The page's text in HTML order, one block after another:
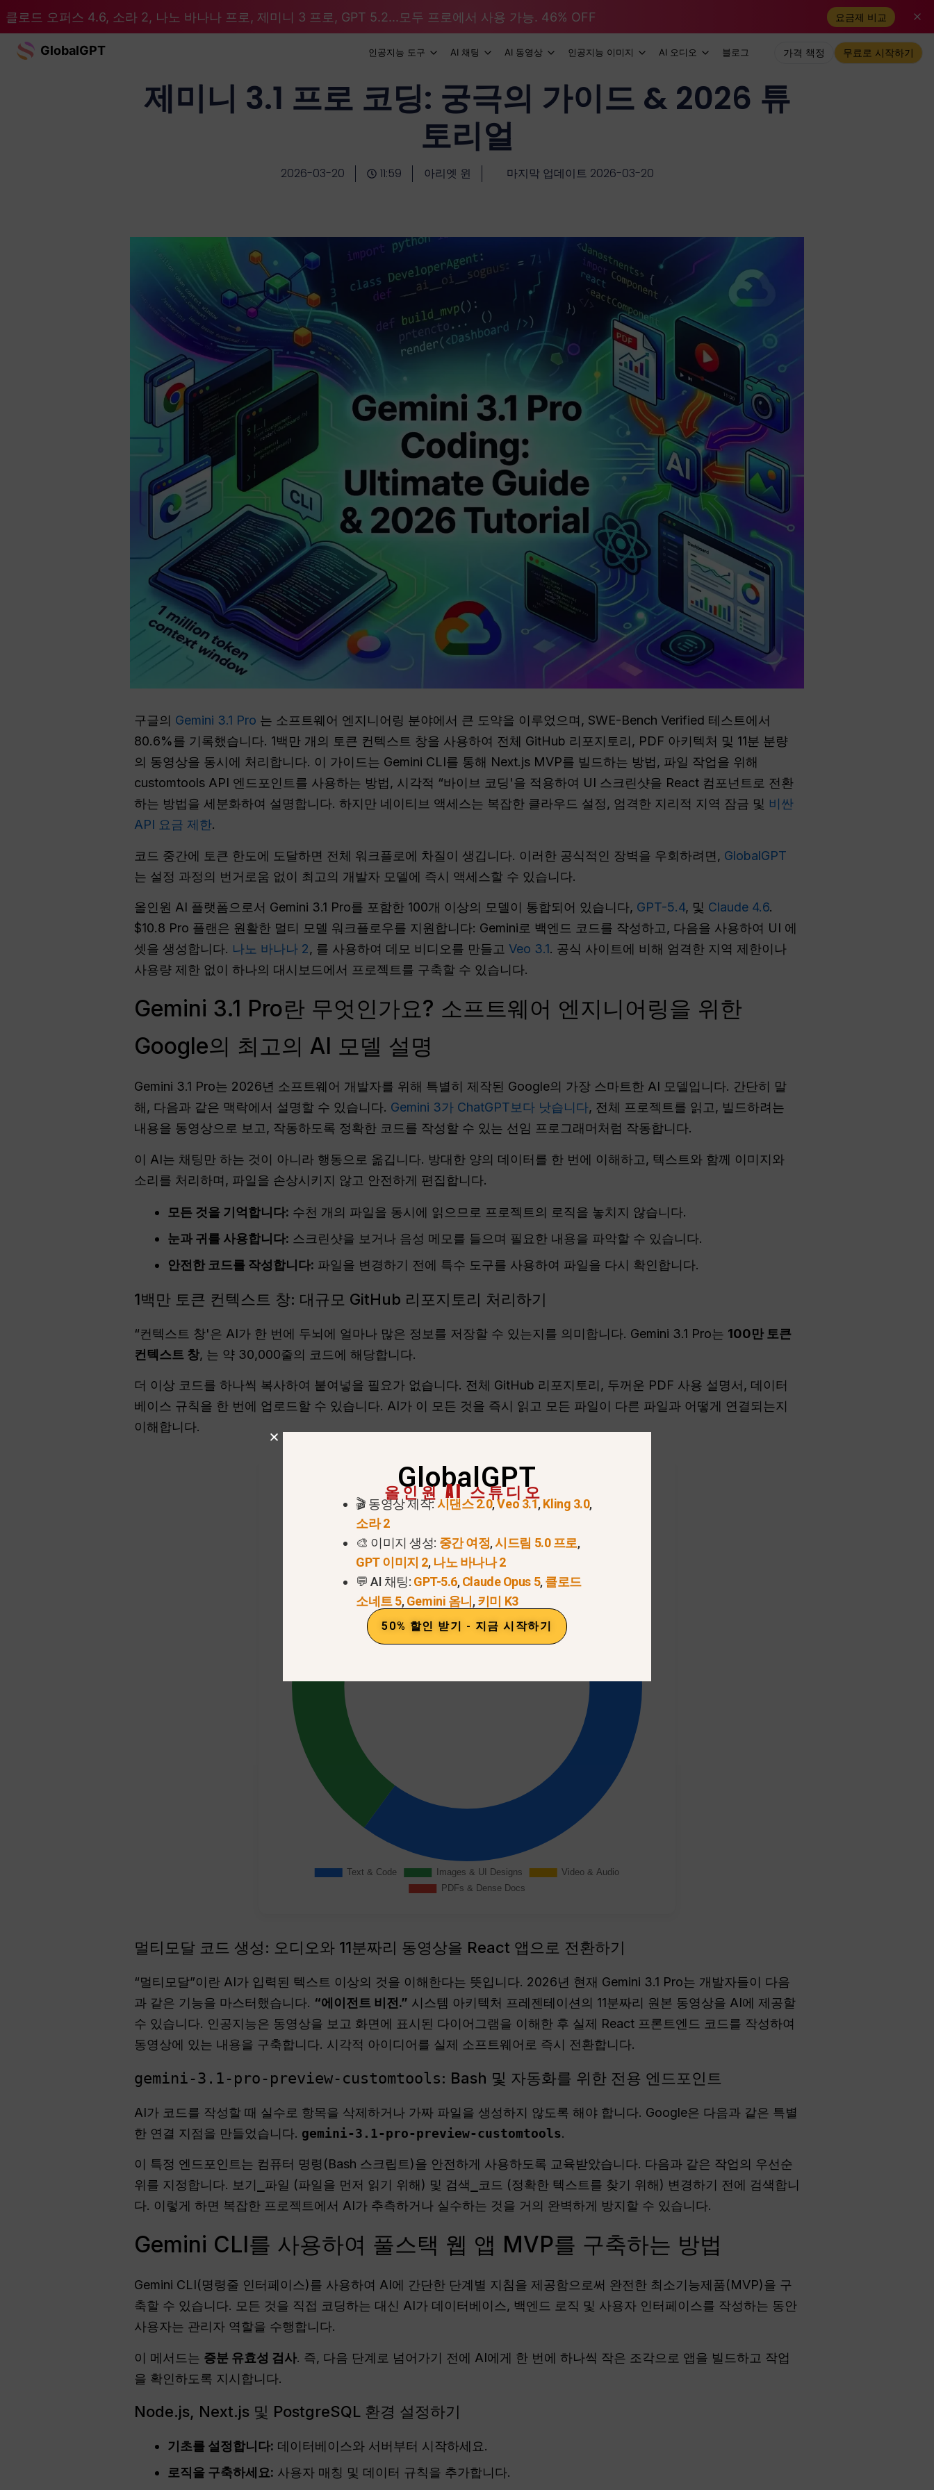
클로드 오퍼스 4.6, 소라 2, 나노 바나나 프로, 제미니 3 프로, GPT 5.2...모두 프로에서 사용 가능. 46% OFF 요금제 비교
GlobalGPT 인공지능 도구 AI 채팅 AI 동영상 인공지능 이미지 AI 오디오 블로그 가격 책정 무료로 시작하기
제미니 3.1 프로 코딩: 궁극의 가이드 & 2026 튜
토리얼
2026-03-20 11:59 아리엣 윈 마지막 업데이트 2026-03-20
구글의 Gemini 3.1 Pro 는 소프트웨어 엔지니어링 분야에서 큰 도약을 이루었으며, SWE-Bench Verified 테스트에서
80.6%를 기록했습니다. 1백만 개의 토큰 컨텍스트 창을 사용하여 전체 GitHub 리포지토리, PDF 아키텍처 및 11분 분량
의 동영상을 동시에 처리합니다. 이 가이드는 Gemini CLI를 통해 Next.js MVP를 빌드하는 방법, 파일 작업을 위해
customtools API 엔드포인트를 사용하는 방법, 시각적 “바이브 코딩'을 적용하여 UI 스크린샷을 React 컴포넌트로 전환
하는 방법을 세분화하여 설명합니다. 하지만 네이티브 액세스는 복잡한 클라우드 설정, 엄격한 지리적 지역 잠금 및 비싼
API 요금 제한.
코드 중간에 토큰 한도에 도달하면 전체 워크플로에 차질이 생깁니다. 이러한 공식적인 장벽을 우회하려면, GlobalGPT
는 설정 과정의 번거로움 없이 최고의 개발자 모델에 즉시 액세스할 수 있습니다.
올인원 AI 플랫폼으로서 Gemini 3.1 Pro를 포함한 100개 이상의 모델이 통합되어 있습니다, GPT-5.4, 및 Claude 4.6.
$10.8 Pro 플랜은 원활한 멀티 모델 워크플로우를 지원합니다: Gemini로 백엔드 코드를 작성하고, 다음을 사용하여 UI 에
셋을 생성합니다. 나노 바나나 2, 를 사용하여 데모 비디오를 만들고 Veo 3.1. 공식 사이트에 비해 엄격한 지역 제한이나
사용량 제한 없이 하나의 대시보드에서 프로젝트를 구축할 수 있습니다.
Gemini 3.1 Pro란 무엇인가요? 소프트웨어 엔지니어링을 위한
Google의 최고의 AI 모델 설명
Gemini 3.1 Pro는 2026년 소프트웨어 개발자를 위해 특별히 제작된 Google의 가장 스마트한 AI 모델입니다. 간단히 말
해, 다음과 같은 맥락에서 설명할 수 있습니다. Gemini 3가 ChatGPT보다 낫습니다, 전체 프로젝트를 읽고, 빌드하려는
내용을 동영상으로 보고, 작동하도록 정확한 코드를 작성할 수 있는 선임 프로그래머처럼 작동합니다.
이 AI는 채팅만 하는 것이 아니라 행동으로 옮깁니다. 방대한 양의 데이터를 한 번에 이해하고, 텍스트와 함께 이미지와
소리를 처리하며, 파일을 손상시키지 않고 안전하게 편집합니다.
모든 것을 기억합니다: 수천 개의 파일을 동시에 읽으므로 프로젝트의 로직을 놓치지 않습니다.
눈과 귀를 사용합니다: 스크린샷을 보거나 음성 메모를 들으며 필요한 내용을 파악할 수 있습니다.
안전한 코드를 작성합니다: 파일을 변경하기 전에 특수 도구를 사용하여 파일을 다시 확인합니다.
1백만 토큰 컨텍스트 창: 대규모 GitHub 리포지토리 처리하기
“컨텍스트 창'은 AI가 한 번에 두뇌에 얼마나 많은 정보를 저장할 수 있는지를 의미합니다. Gemini 3.1 Pro는 100만 토큰
컨텍스트 창, 는 약 30,000줄의 코드에 해당합니다.
더 이상 코드를 하나씩 복사하여 붙여넣을 필요가 없습니다. 전체 GitHub 리포지토리, 두꺼운 PDF 사용 설명서, 데이터
베이스 규칙을 한 번에 업로드할 수 있습니다. AI가 이 모든 것을 즉시 읽고 모든 파일이 다른 파일과 어떻게 연결되는지
이해합니다.
Gemini 3.1 Pro 멀티모달 처리 용량
멀티모달 코드 생성: 오디오와 11분짜리 동영상을 React 앱으로 전환하기
“멀티모달”이란 AI가 입력된 텍스트 이상의 것을 이해한다는 뜻입니다. 2026년 현재 Gemini 3.1 Pro는 개발자들이 다음
과 같은 기능을 마스터했습니다. “에이전트 비전.” 시스템 아키텍처 프레젠테이션의 11분짜리 원본 동영상을 AI에 제공할
수 있습니다. 인공지능은 동영상을 보고 화면에 표시된 다이어그램을 이해한 후 실제 React 프론트엔드 코드를 작성하여
동영상에 있는 내용을 구축합니다. 시각적 아이디어를 실제 소프트웨어로 즉시 전환합니다.
gemini-3.1-pro-preview-customtools: Bash 및 자동화를 위한 전용 엔드포인트
AI가 코드를 작성할 때 실수로 항목을 삭제하거나 가짜 파일을 생성하지 않도록 해야 합니다. Google은 다음과 같은 특별
한 연결 지점을 만들었습니다. gemini-3.1-pro-preview-customtools.
이 특정 엔드포인트는 컴퓨터 명령(Bash 스크립트)을 안전하게 사용하도록 교육받았습니다. 다음과 같은 작업의 우선순
위를 지정합니다. 보기_파일 (파일을 먼저 읽기 위해) 및 검색_코드 (정확한 텍스트를 찾기 위해) 변경하기 전에 검색합니
다. 이렇게 하면 복잡한 프로젝트에서 AI가 추측하거나 실수하는 것을 거의 완벽하게 방지할 수 있습니다.
Gemini CLI를 사용하여 풀스택 웹 앱 MVP를 구축하는 방법
Gemini CLI(명령줄 인터페이스)를 사용하여 AI에 간단한 단계별 지침을 제공함으로써 완전한 최소기능제품(MVP)을 구
축할 수 있습니다. 모든 것을 직접 코딩하는 대신 AI가 데이터베이스, 백엔드 로직 및 사용자 인터페이스를 작성하는 동안
사용자는 관리자 역할을 수행합니다.
이 메서드는 증분 유효성 검사. 즉, 다음 단계로 넘어가기 전에 AI에게 한 번에 하나씩 작은 조각으로 앱을 빌드하고 작업
을 확인하도록 지시합니다.
Node.js, Next.js 및 PostgreSQL 환경 설정하기
기초를 설정합니다: 데이터베이스와 서버부터 시작하세요.
로직을 구축하세요: 사용자 매칭 및 데이터 규칙을 추가합니다.
GlobalGPT
올인원 AI 스튜디오
🎬 동영상 제작:시댄스 2.0,Veo 3.1,Kling 3.0,
소라 2
🎨 이미지 생성: 중간 여정,시드림 5.0 프로,
GPT 이미지 2, 나노 바나나 2
💬 AI 채팅: GPT-5.6,Claude Opus 5,클로드
소네트 5,Gemini 옴니,키미 K3
50% 할인 받기 - 지금 시작하기